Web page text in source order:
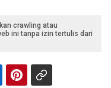
crawling atau
ini tanpa izin tertulis dari